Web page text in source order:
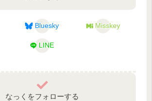
Bluesky Misskey
LINE
なっくをフォローする